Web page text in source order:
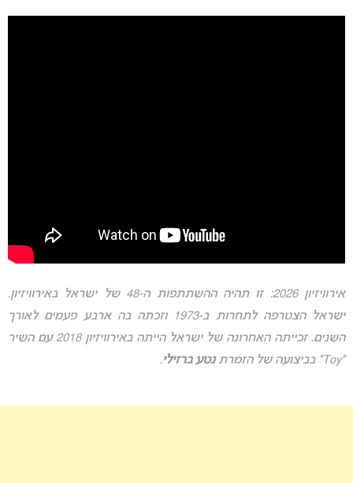
אירוויזיון 2026: זו תהיה ההשתתפות ה-48 של ישראל באירוויזיון.
ישראל הצטרפה לתחרות ב-1973 וזכתה בה ארבע פעמים לאורך
השנים. זכייתה האחרונה של ישראל הייתה באירוויזיון 2018 עם השיר
“Toy” בביצועה של הזמרת
נטע ברזילי.